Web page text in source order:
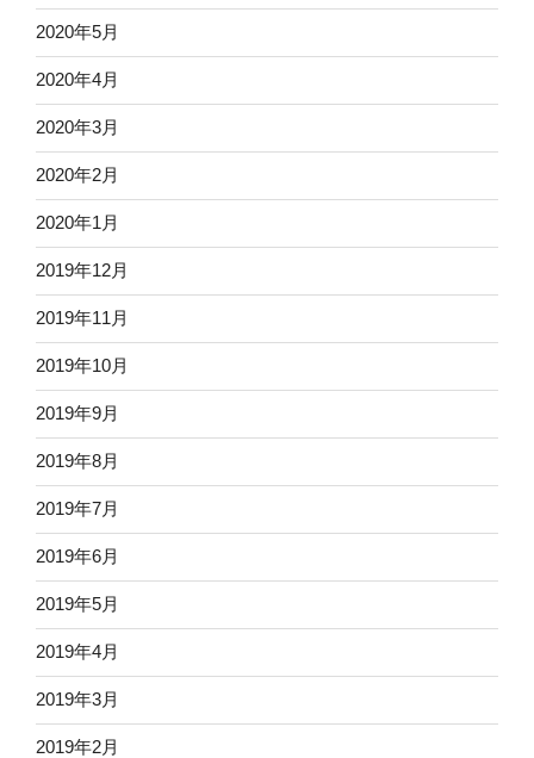
2020年5月
2020年4月
2020年3月
2020年2月
2020年1月
2019年12月
2019年11月
2019年10月
2019年9月
2019年8月
2019年7月
2019年6月
2019年5月
2019年4月
2019年3月
2019年2月